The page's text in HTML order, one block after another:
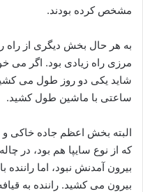
مشخص کرده بودند.
به هر حال بخش دیگری از راه
مرزی راه زیادی بود. اگر می
شاید یکی دو روز طول می
ساعتی با ماشین طول کشید.
البته بخش اعظم جاده خاکی و
که از نوع سایپا هم بود، در
بیرون آمدنش نبود، اما
بیرون می کشید. راننده به